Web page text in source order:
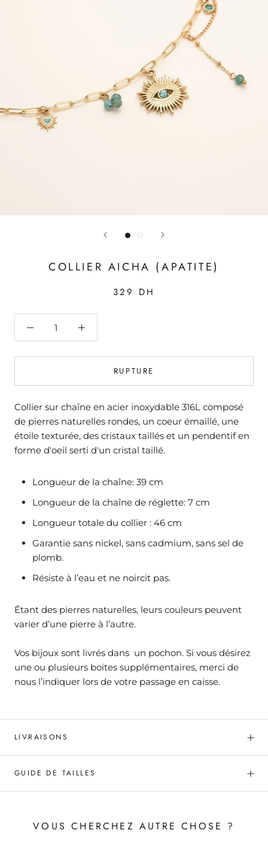
COLLIER AICHA (APATITE)
329 DH
RUPTURE
Collier sur chaîne en acier inoxydable 316L composé
de pierres naturelles rondes, un coeur émaillé, une
étoile texturée, des cristaux taillés et un pendentif en
forme d'oeil serti d'un cristal taillé.
Longueur de la chaîne: 39 cm
Longueur de la chaîne de réglette: 7 cm
Longueur totale du collier : 46 cm
Garantie sans nickel, sans cadmium, sans sel de
plomb.
Résiste à l’eau et ne noircit pas.
Étant des pierres naturelles, leurs couleurs peuvent
varier d’une pierre à l’autre.
Vos bijoux sont livrés dans un pochon. Si vous désirez
une ou plusieurs boites supplémentaires, merci de
nous l’indiquer lors de votre passage en caisse.
LIVRAISONS
GUIDE DE TAILLES
VOUS CHERCHEZ AUTRE CHOSE ?